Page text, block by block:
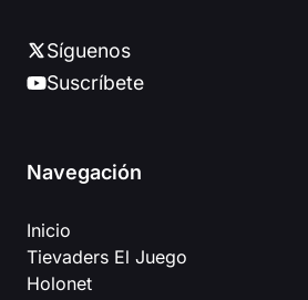
Síguenos
Suscríbete
Navegación
Inicio
Tievaders El Juego
Holonet